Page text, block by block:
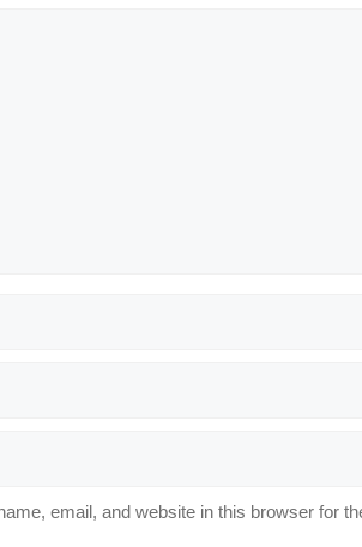
email, and website in this browser for